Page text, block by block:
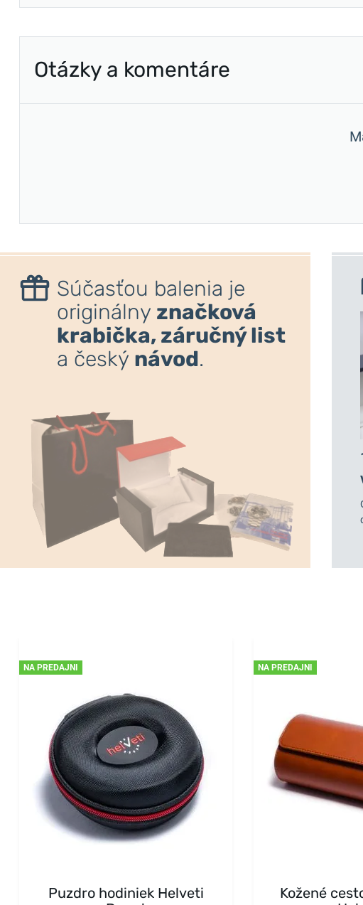
Otázky a komentáre
Súčasťou balenia je
originálny značková
krabička, záručný list
a český návod.
NA PREDAJNI
Puzdro hodiniek Helveti
NA PREDAJNI
Kožené